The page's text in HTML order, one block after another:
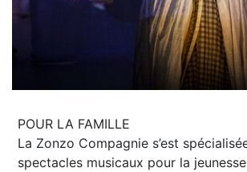
POUR LA FAMILLE
La Zonzo Compagnie s’est
spectacles musicaux pour la